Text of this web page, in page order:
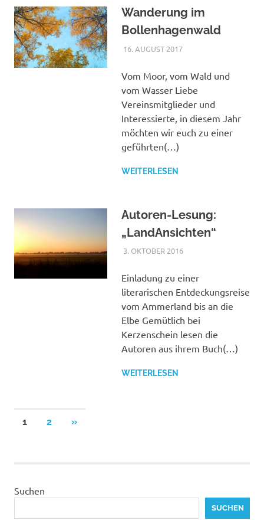
Wanderung im
Bollenhagenwald
16. AUGUST 2017MASCHUS
VERANSTALTUNGEN
Vom Moor, vom Wald und
vom Wasser Liebe
Vereinsmitglieder und
Interessierte, in diesem Jahr
möchten wir euch zu einer
geführten(…)
WEITERLESEN
Autoren-Lesung:
„LandAnsichten“
3. OKTOBER 2016MASCHUS
VERANSTALTUNGEN
Einladung zu einer
literarischen Entdeckungsreise
vom Ammerland bis an die
Elbe Gemütlich bei
Kerzenschein lesen die
Autoren aus ihrem Buch(…)
WEITERLESEN
Beitragsnavigation
1 2
NÄCHSTE
»
Suchen
SUCHEN